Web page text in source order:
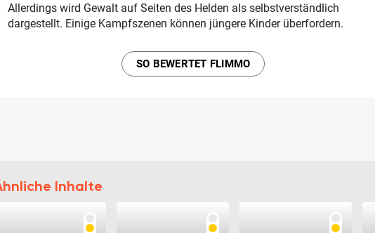
Allerdings wird Gewalt auf Seiten des Helden als selbstverständlich
dargestellt. Einige Kampfszenen können jüngere Kinder überfordern.
SO BEWERTET FLIMMO
Inhalte